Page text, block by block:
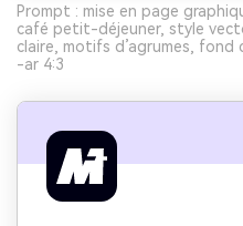
Prompt : mise en page
café petit-déjeuner, style
claire, motifs d’agrumes, fond
-ar 4:3